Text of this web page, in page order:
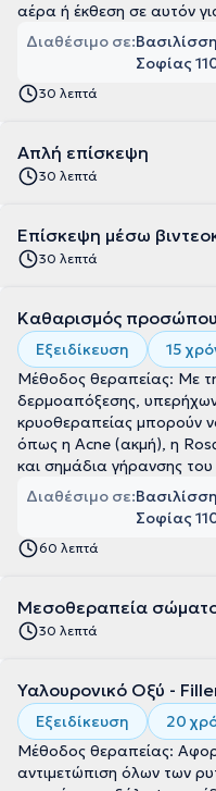
αέρα ή έκθεση σε αυτόν
Διαθέσιμο σε:
Σοφίας
30 λεπτά
Απλή επίσκεψη
30 λεπτά
Επίσκεψη μέσω
30 λεπτά
Καθαρισμός προσώπου
Εξειδίκευση
15
Μέθοδος θεραπείας: Με
δερμοαπόξεσης,
κρυοθεραπείας μπορούν
όπως η Acne (ακμή), η
και σημάδια γήρανσης
Διαθέσιμο σε:
Σοφίας
60 λεπτά
Μεσοθεραπεία
30 λεπτά
Υαλουρονικό Οξύ -
Εξειδίκευση
20
Μέθοδος θεραπείας:
αντιμετώπιση όλων των